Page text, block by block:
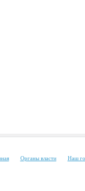
| Органы власти| Наш